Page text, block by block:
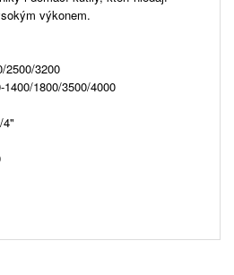
výkonem.
2500/3200
1800/3500/4000